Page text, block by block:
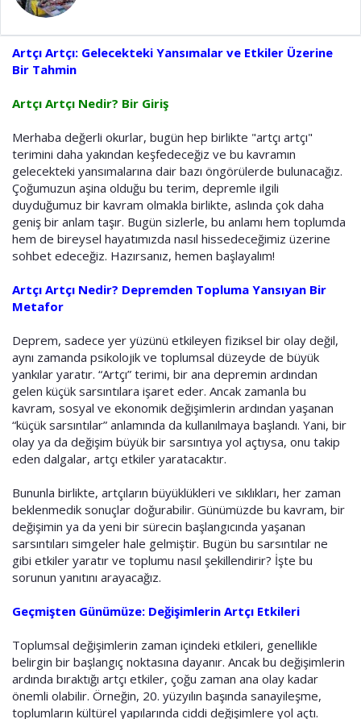
a
i
Artçı Artçı: Gelecekteki Yansımalar ve Etkiler Üzerine
Bir Tahmin
Artçı Artçı Nedir? Bir Giriş
Merhaba değerli okurlar, bugün hep birlikte "artçı artçı"
terimini daha yakından keşfedeceğiz ve bu kavramın
gelecekteki yansımalarına dair bazı öngörülerde bulunacağız.
Çoğumuzun aşina olduğu bu terim, depremle ilgili
duyduğumuz bir kavram olmakla birlikte, aslında çok daha
geniş bir anlam taşır. Bugün sizlerle, bu anlamı hem toplumda
hem de bireysel hayatımızda nasıl hissedeceğimiz üzerine
sohbet edeceğiz. Hazırsanız, hemen başlayalım!
Artçı Artçı Nedir? Depremden Topluma Yansıyan Bir
Metafor
Deprem, sadece yer yüzünü etkileyen fiziksel bir olay değil,
aynı zamanda psikolojik ve toplumsal düzeyde de büyük
yankılar yaratır. “Artçı” terimi, bir ana depremin ardından
gelen küçük sarsıntılara işaret eder. Ancak zamanla bu
kavram, sosyal ve ekonomik değişimlerin ardından yaşanan
“küçük sarsıntılar” anlamında da kullanılmaya başlandı. Yani, bir
olay ya da değişim büyük bir sarsıntıya yol açtıysa, onu takip
eden dalgalar, artçı etkiler yaratacaktır.
Bununla birlikte, artçıların büyüklükleri ve sıklıkları, her zaman
beklenmedik sonuçlar doğurabilir. Günümüzde bu kavram, bir
değişimin ya da yeni bir sürecin başlangıcında yaşanan
sarsıntıları simgeler hale gelmiştir. Bugün bu sarsıntılar ne
gibi etkiler yaratır ve toplumu nasıl şekillendirir? İşte bu
sorunun yanıtını arayacağız.
Geçmişten Günümüze: Değişimlerin Artçı Etkileri
Toplumsal değişimlerin zaman içindeki etkileri, genellikle
belirgin bir başlangıç noktasına dayanır. Ancak bu değişimlerin
ardında bıraktığı artçı etkiler, çoğu zaman ana olay kadar
önemli olabilir. Örneğin, 20. yüzyılın başında sanayileşme,
toplumların kültürel yapılarında ciddi değişimlere yol açtı.